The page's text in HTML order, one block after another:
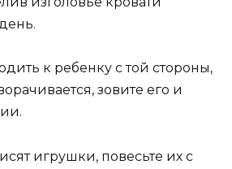
к ребенку с той стороны,
зовите его и
игрушки, повесьте их с